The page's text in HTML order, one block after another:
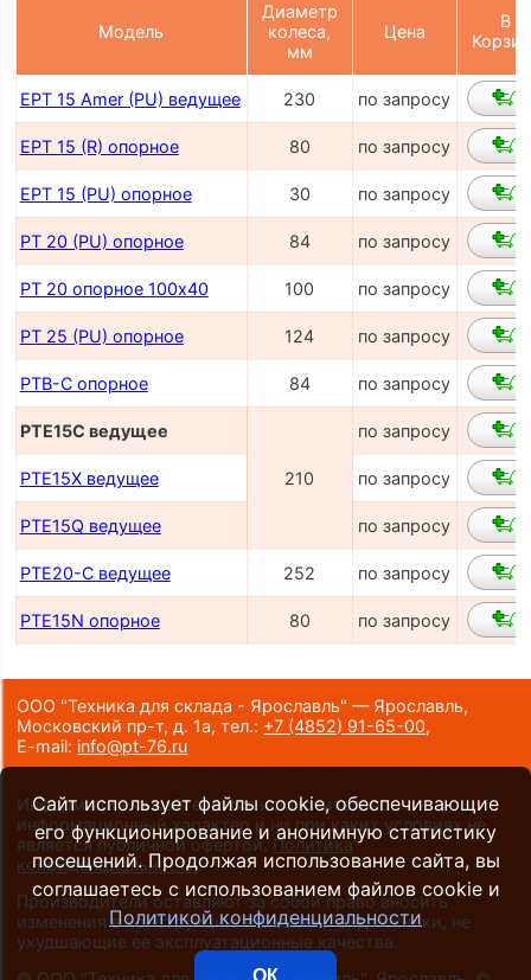
Модель
Диаметр
колеса,
мм
Цена
В
EPT 15 Amer (PU) ведущее 230 по запросу
EPT 15 (R) опорное 80 по запросу
EPT 15 (PU) опорное 30 по запросу
PT 20 (PU) опорное 84 по запросу
PT 20 опорное 100х40 100 по запросу
PT 25 (PU) опорное 124 по запросу
PTB-C опорное 84 по запросу
PTE15C ведущее
210
по запросу
PTE15X ведущее по запросу
PTE15Q ведущее по запросу
PTE20-С ведущее 252 по запросу
PTE15N опорное 80 по запросу
ООО "Техника для склада - Ярославль" — Ярославль,
Московский пр-т, д. 1а,тел.: +7 (4852) 91-65-00,
E-mail: info@pt-76.ru
Информация на сайте носит исключительно
информационный характер и ни при каких условиях не
является публичной офертой. Политика
конфиденциальности.
Производители оставляют за собой право вносить
изменения в конструкцию и внешний вид техники, не
ухудшающие ее эксплуатационные качества.
Сайт использует файлы cookie, обеспечивающие
его функционирование и анонимную статистику
посещений. Продолжая использование сайта, вы
соглашаетесь с использованием файлов cookie и
Политикой конфиденциальности
ОК